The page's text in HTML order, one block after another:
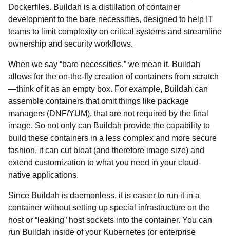
Dockerfiles. Buildah is a distillation of container
development to the bare necessities, designed to help IT
teams to limit complexity on critical systems and streamline
ownership and security workflows.
When we say “bare necessities,” we mean it. Buildah
allows for the on-the-fly creation of containers from scratch
—think of it as an empty box. For example, Buildah can
assemble containers that omit things like package
managers (DNF/YUM), that are not required by the final
image. So not only can Buildah provide the capability to
build these containers in a less complex and more secure
fashion, it can cut bloat (and therefore image size) and
extend customization to what you need in your cloud-
native applications.
Since Buildah is daemonless, it is easier to run it in a
container without setting up special infrastructure on the
host or “leaking” host sockets into the container. You can
run Buildah inside of your Kubernetes (or enterprise